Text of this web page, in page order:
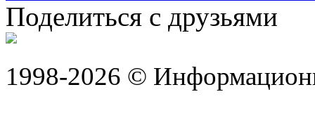
Поделиться с друзьями
1998-2026 ©